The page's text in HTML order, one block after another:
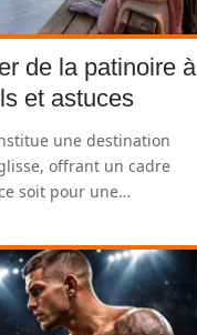
de la patinoire à
et astuces
une destination
offrant un cadre
soit pour une…